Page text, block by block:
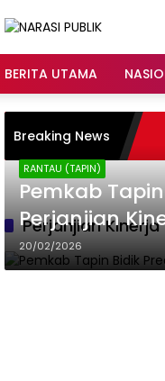
BERITA UTAMA
Breaking News
Perjanjian Kinerja
RANTAU (TAPIN)
Pemkab
Perjanjian
20/02/2026